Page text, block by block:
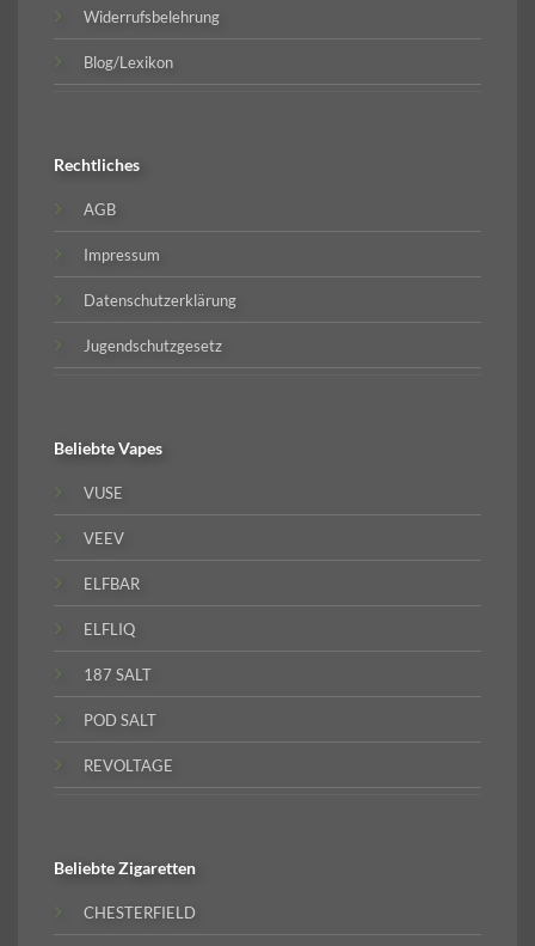
Widerrufsbelehrung
Blog/Lexikon
Rechtliches
AGB
Impressum
Datenschutzerklärung
Jugendschutzgesetz
BeliebteVapes
VUSE
VEEV
ELFBAR
ELFLIQ
187 SALT
POD SALT
REVOLTAGE
BeliebteZigaretten
CHESTERFIELD